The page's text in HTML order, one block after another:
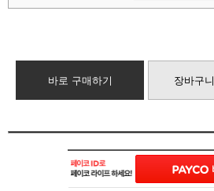
바로 구매하기 장바구니